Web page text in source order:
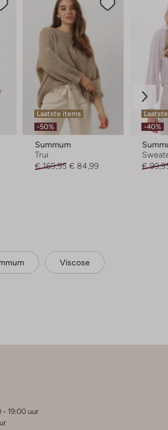
Laatste items
-50%
Summum
Trui
€ 169,95 € 84,99
-40%
€
Viscose
19:00 uur